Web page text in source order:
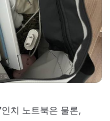
의 미친 수납력.